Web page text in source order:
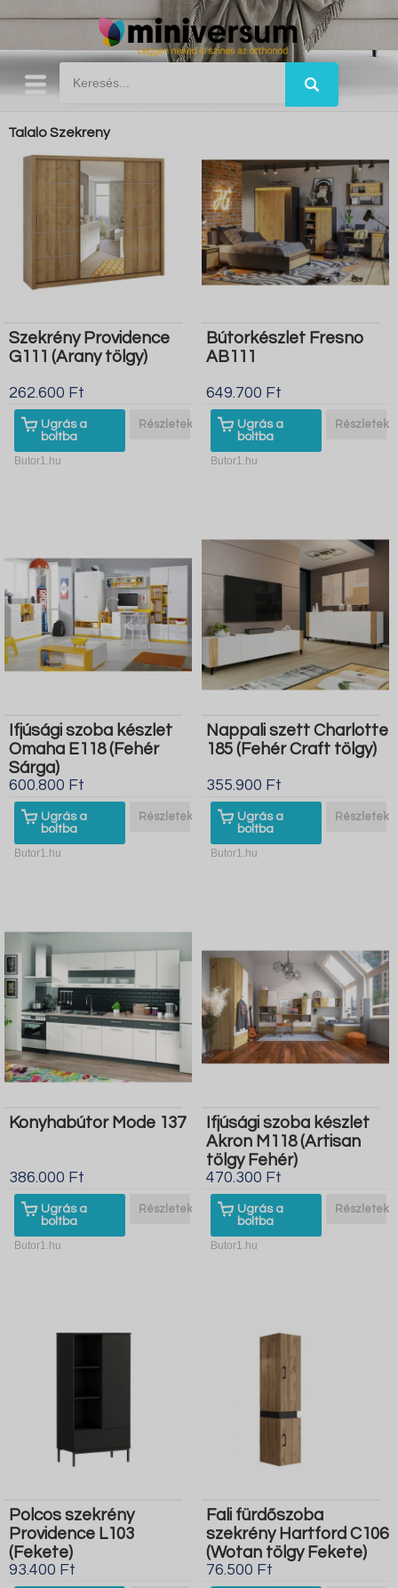
Talalo Szekreny
Szekrény Providence
G111 (Arany tölgy)
262.600 Ft
Ugrás a
boltba
Részletek
Butor1.hu
Bútorkészlet Fresno
AB111
649.700 Ft
Ugrás a
boltba
Részletek
Butor1.hu
Ifjúsági szoba készlet
Omaha E118 (Fehér
Sárga)
600.800 Ft
Ugrás a
boltba
Részletek
Butor1.hu
Nappali szett Charlotte
185 (Fehér Craft tölgy)
355.900 Ft
Ugrás a
boltba
Részletek
Butor1.hu
Konyhabútor Mode 137
386.000 Ft
Ugrás a
boltba
Részletek
Butor1.hu
Ifjúsági szoba készlet
Akron M118 (Artisan
tölgy Fehér)
470.300 Ft
Ugrás a
boltba
Részletek
Butor1.hu
Polcos szekrény
Providence L103
(Fekete)
93.400 Ft
Fali fürdőszoba
szekrény Hartford C106
(Wotan tölgy Fekete)
76.500 Ft